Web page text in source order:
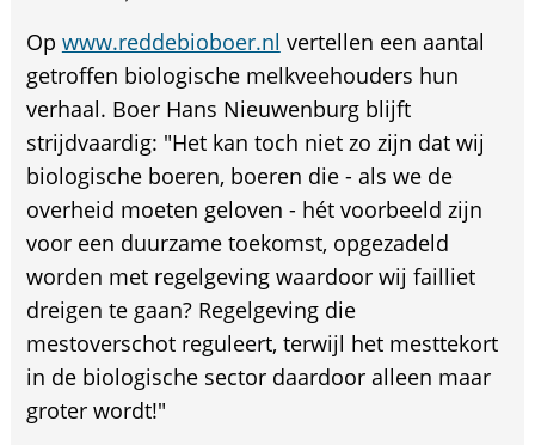
Op www.reddebioboer.nl vertellen een aantal
getroffen biologische melkveehouders hun
verhaal. Boer Hans Nieuwenburg blijft
strijdvaardig: "Het kan toch niet zo zijn dat wij
biologische boeren, boeren die - als we de
overheid moeten geloven - hét voorbeeld zijn
voor een duurzame toekomst, opgezadeld
worden met regelgeving waardoor wij failliet
dreigen te gaan? Regelgeving die
mestoverschot reguleert, terwijl het mesttekort
in de biologische sector daardoor alleen maar
groter wordt!"